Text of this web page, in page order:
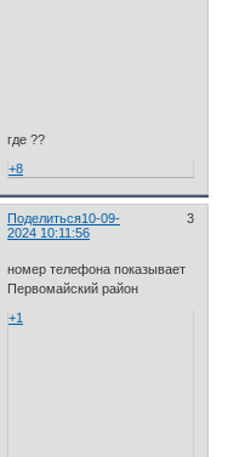
где ??
+8
Поделиться 3
10-09-
2024 10:11:56
номер телефона показывает
Первомайский район
+1